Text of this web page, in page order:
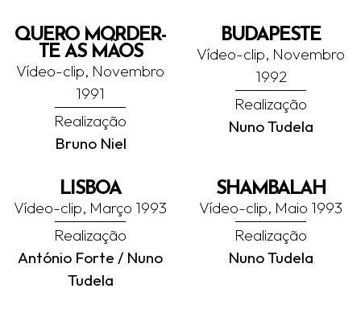
QUERO MORDER-
TE AS MÃOS
Vídeo-clip, Novembro
1991
Realização
Bruno Niel
BUDAPESTE
Vídeo-clip, Novembro
1992
Realização
Nuno Tudela
LISBOA
Vídeo-clip, Março 1993
Realização
António Forte / Nuno
Tudela
SHAMBALAH
Vídeo-clip, Maio 1993
Realização
Nuno Tudela